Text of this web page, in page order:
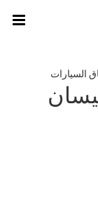
السيارات